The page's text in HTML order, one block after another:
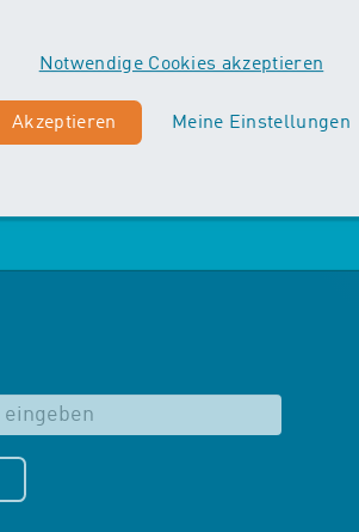
Notwendige Cookies akzeptieren
Akzeptieren Meine Einstellungen
unterschiedlichen
Schwimmtechniken…